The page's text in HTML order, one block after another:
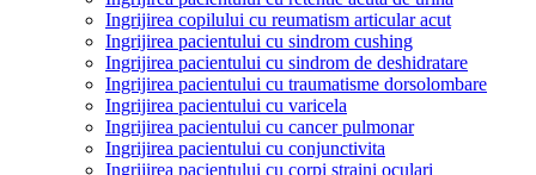
Ingrijirea copilului cu reumatism articular acut
Ingrijirea pacientului cu sindrom cushing
Ingrijirea pacientului cu sindrom de deshidratare
Ingrijirea pacientului cu traumatisme dorsolombare
Ingrijirea pacientului cu varicela
Ingrijirea pacientului cu cancer pulmonar
Ingrijirea pacientului cu conjunctivita
Ingrijirea pacientului cu corpi straini oculari